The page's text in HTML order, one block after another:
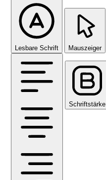
Lesbare Schrift Mauszeiger
Schriftstärke